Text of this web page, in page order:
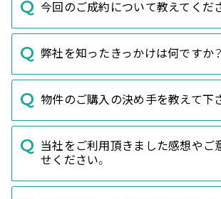
今回のご成約について教えてくだ
弊社を知ったきっかけは何ですか？
物件のご購入の決め手を教えて下
当社をご利用頂きました感想やご
せください。